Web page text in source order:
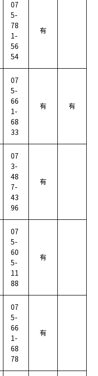
07
5-
78
1-
56
54
有
07
5-
66
1-
68
33
有 有
07
3-
48
7-
43
96
有
07
5-
60
5-
11
88
有
07
5-
66
1-
68
78
有